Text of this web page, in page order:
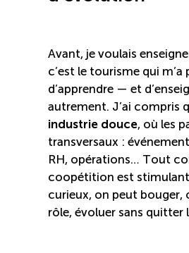
Avant, je voulais
c’est le tourisme qui m’a
d’apprendre — et
autrement. J’ai compris
industrie douce, où les
transversaux :
RH, opérations… Tout
coopétition est
curieux, on peut bouger,
rôle, évoluer sans quitter